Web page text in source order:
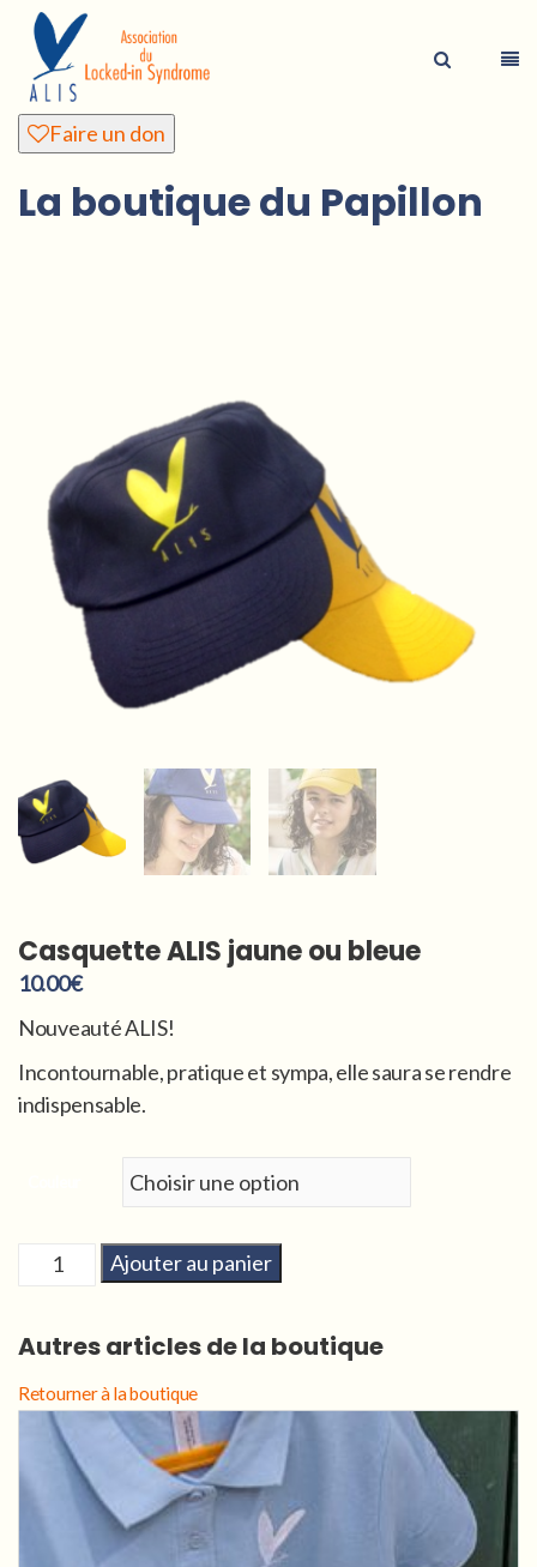
Faire un don
La boutique du Papillon
Casquette ALIS jaune ou bleue
10.00€
Nouveauté ALIS!
Incontournable, pratique et sympa, elle saura se rendre
indispensable.
quantité
ALIS
jaune
ou
bleue
Ajouter au panier
Autres articles de la boutique
Retourner à la boutique